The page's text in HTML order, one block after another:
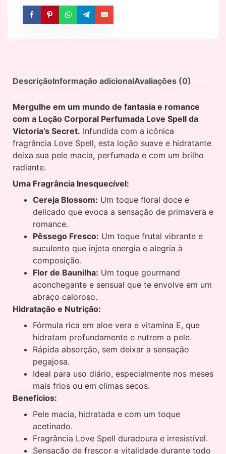
DescriçãoInformação adicionalAvaliações (0)
Mergulhe em um mundo de fantasia e romance
com a Loção Corporal Perfumada Love Spell da
Victoria’s Secret. Infundida com a icônica
fragrância Love Spell, esta loção suave e hidratante
deixa sua pele macia, perfumada e com um brilho
radiante.
Uma Fragrância Inesquecível:
Cereja Blossom: Um toque floral doce e
delicado que evoca a sensação de primavera e
romance.
Pêssego Fresco: Um toque frutal vibrante e
suculento que injeta energia e alegria à
composição.
Flor de Baunilha: Um toque gourmand
aconchegante e sensual que te envolve em um
abraço caloroso.
Hidratação e Nutrição:
Fórmula rica em aloe vera e vitamina E, que
hidratam profundamente e nutrem a pele.
Rápida absorção, sem deixar a sensação
pegajosa.
Ideal para uso diário, especialmente nos meses
mais frios ou em climas secos.
Benefícios:
Pele macia, hidratada e com um toque
acetinado.
Fragrância Love Spell duradoura e irresistível.
Sensação de frescor e vitalidade durante todo